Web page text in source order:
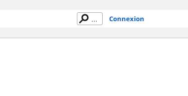
Connexion